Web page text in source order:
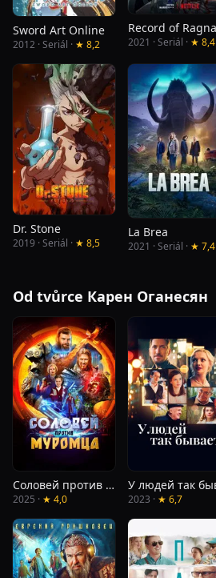
Sword Art Online
2012 · Seriál · ★ 8,2 2021 · Seriál · ★ 8,4
Dr. Stone
2019 · Seriál · ★ 8,5
La Brea
2021 · Seriál · ★ 7,4
Od tvůrce Карен Оганесян
Соловей против Муромца
2025 · ★ 4,0 2023 · ★ 6,7